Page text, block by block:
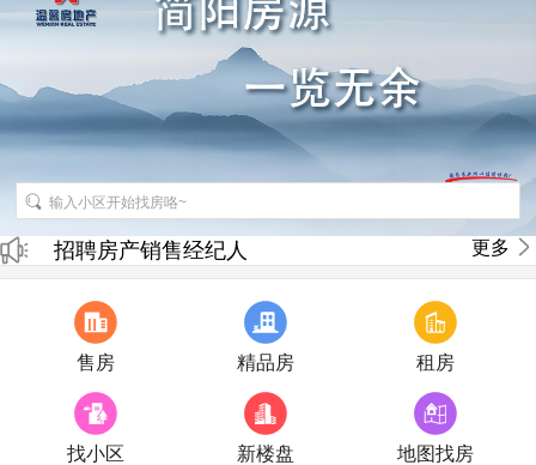
更多
售房 精品房 租房
找小区 新楼盘 地图找房